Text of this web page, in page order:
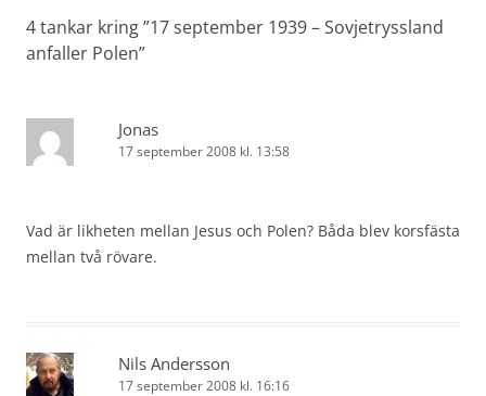
4 tankar kring ”17 september 1939 – Sovjetryssland
anfaller Polen”
Jonas
17 september 2008 kl. 13:58
Vad är likheten mellan Jesus och Polen? Båda blev korsfästa
mellan två rövare.
Nils Andersson
17 september 2008 kl. 16:16